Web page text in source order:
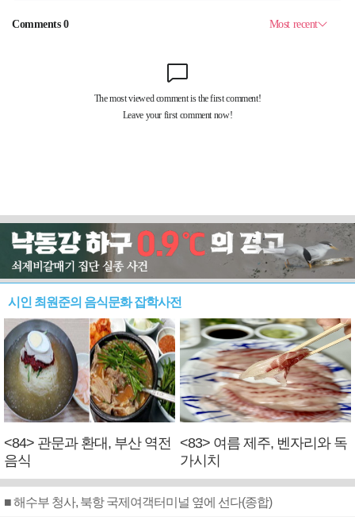
시인 최원준의 음식문화 잡학사전
<84> 관문과 환대, 부산 역전
음식
<83> 여름 제주, 벤자리와 독
가시치
■ 해수부 청사, 북항 국제여객터미널 옆에 선다(종합)